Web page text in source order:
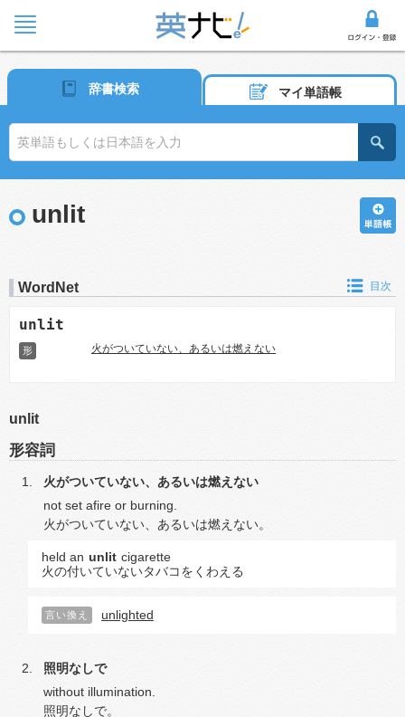
辞書検索 マイ単語帳
unlit
WordNet 目次
unlit
形 火がついていない、あるいは燃えない
unlit
形容詞
火がついていない、あるいは燃えない
not set afire or burning.
火がついていない、あるいは燃えない。
held an unlit cigarette
火の付いていないタバコをくわえる
言い換え unlighted
照明なしで
without illumination.
照明なしで。